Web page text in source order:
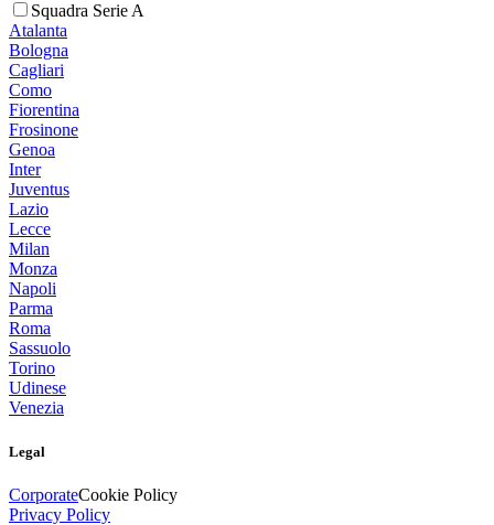
Squadra Serie A
Atalanta
Bologna
Cagliari
Como
Fiorentina
Frosinone
Genoa
Inter
Juventus
Lazio
Lecce
Milan
Monza
Napoli
Parma
Roma
Sassuolo
Torino
Udinese
Venezia
Legal
CorporateCookie Policy
Privacy Policy